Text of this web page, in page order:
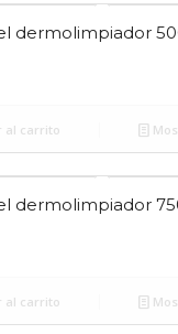
dermolimpiador
al carrito
dermolimpiador
al carrito